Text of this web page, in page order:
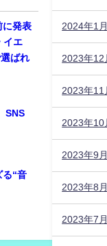
に発表
イエ
ばれ
SNS
“音
2024年1月
2023年12
2023年11
2023年10
2023年9月
2023年8月
2023年7月